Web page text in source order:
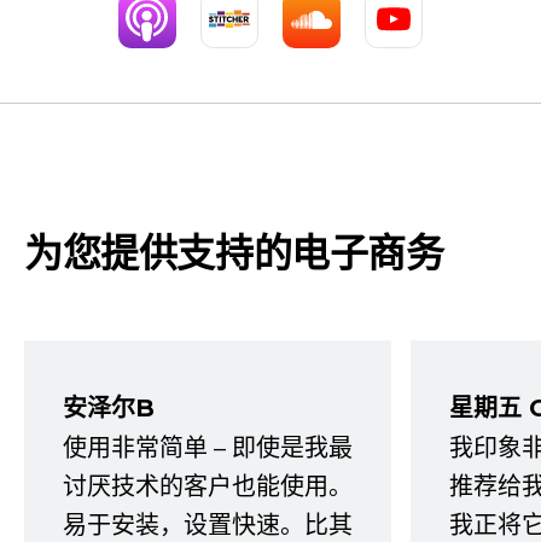
为您提供支持的电子商务
安泽尔B
使用非常简单 – 即使是我最
讨厌技术的客户也能使用。
易于安装，设置快速。比其
星期五
我印象
推荐给
我正将